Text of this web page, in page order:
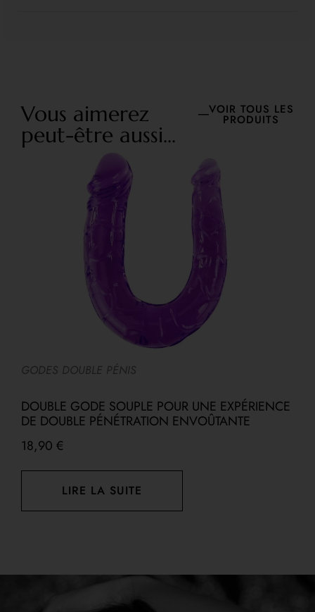
Vous aimerez
peut-être aussi...
VOIR TOUS LES
PRODUITS
GODES DOUBLE PÉNIS
DOUBLE GODE SOUPLE POUR UNE EXPÉRIENCE
DE DOUBLE PÉNÉTRATION ENVOÛTANTE
18,90 €
LIRE LA SUITE